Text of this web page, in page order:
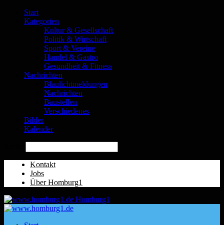
Start
Kategorien
Kultur & Gesellschaft
Politik & Wirtschaft
Sport & Vereine
Handel & Gastro
Gesundheit & Fitness
Nachrichten
Blaulichtmeldungen
Nachrichten
Baustellen
Verschiedenes
Bilder
Kalender
Kontakt
Jobs
Über Homburg1
Homburg1